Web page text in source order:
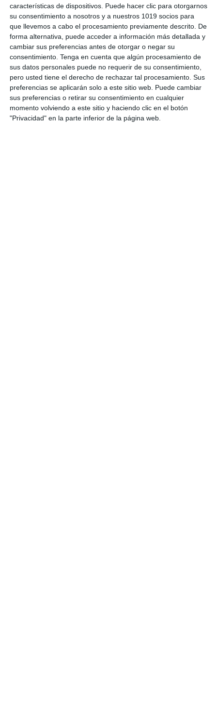
características de dispositivos. Puede hacer clic para otorgarnos
su consentimiento a nosotros y a nuestros 1019 socios para
que llevemos a cabo el procesamiento previamente descrito. De
forma alternativa, puede acceder a información más detallada y
cambiar sus preferencias antes de otorgar o negar su
consentimiento. Tenga en cuenta que algún procesamiento de
sus datos personales puede no requerir de su consentimiento,
pero usted tiene el derecho de rechazar tal procesamiento. Sus
preferencias se aplicarán solo a este sitio web. Puede cambiar
sus preferencias o retirar su consentimiento en cualquier
momento volviendo a este sitio y haciendo clic en el botón
"Privacidad" en la parte inferior de la página web.
educativas:
Orientación Andújar: Recursos educativos
para diversas áreas del conocimiento.
Actividades de Infantil y Primaria: Propuestas
creativas para los más pequeños.
DESCARGA AL FINAL
EL PDF